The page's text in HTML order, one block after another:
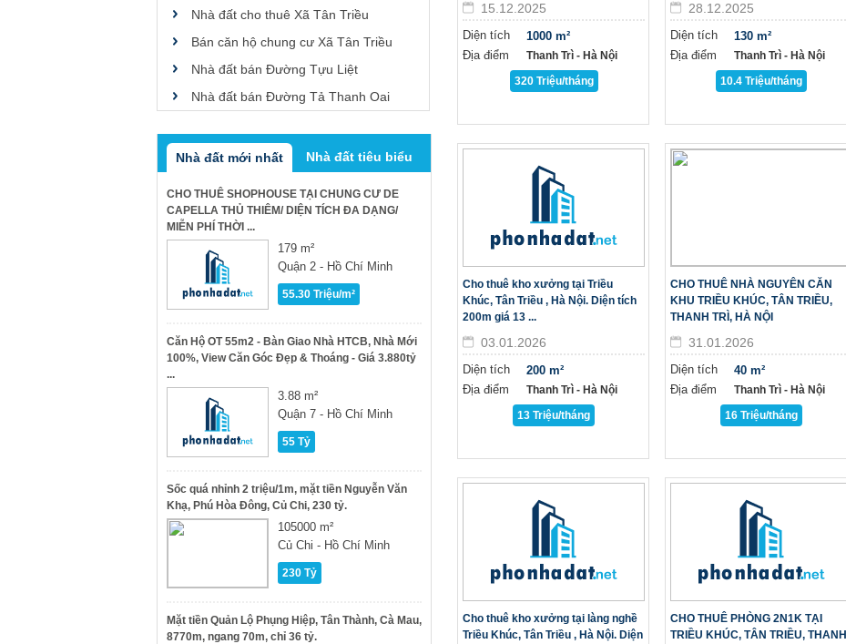
Nhà đất cho thuê Xã Tân Triều
Bán căn hộ chung cư Xã Tân Triều
Nhà đất bán Đường Tựu Liệt
Nhà đất bán Đường Tả Thanh Oai
Nhà đất mới nhất Nhà đất tiêu biểu
CHO THUÊ SHOPHOUSE TẠI CHUNG CƯ DE
CAPELLA THỦ THIÊM/ DIỆN TÍCH ĐA DẠNG/
MIỄN PHÍ THỜI ...
179 m²
Quận 2 - Hồ Chí Minh
55.30 Triệu/m²
Căn Hộ OT 55m2 - Bàn Giao Nhà HTCB, Nhà Mới
100%, View Căn Góc Đẹp & Thoáng - Giá 3.880tỷ
...
3.88 m²
Quận 7 - Hồ Chí Minh
55 Tỷ
Sốc quá nhỉnh 2 triệu/1m, mặt tiền Nguyễn Văn
Khạ, Phú Hòa Đông, Củ Chi, 230 tỷ.
105000 m²
Củ Chi - Hồ Chí Minh
230 Tỷ
Mặt tiền Quản Lộ Phụng Hiệp, Tân Thành, Cà Mau,
8770m, ngang 70m, chỉ 36 tỷ.
15.12.2025
Diện tích
Địa điểm
1000 m²
Thanh Trì - Hà Nội
320 Triệu/tháng
28.12.2025
Diện tích
Địa điểm
130 m²
Thanh Trì - Hà Nội
10.4 Triệu/tháng
Cho thuê kho xưởng tại Triều
Khúc, Tân Triều , Hà Nội. Diện tích
200m giá 13 ...
03.01.2026
Diện tích
Địa điểm
200 m²
Thanh Trì - Hà Nội
13 Triệu/tháng
CHO THUÊ NHÀ NGUYÊN CĂN
KHU TRIỀU KHÚC, TÂN TRIỀU,
THANH TRÌ, HÀ NỘI
31.01.2026
Diện tích
Địa điểm
40 m²
Thanh Trì - Hà Nội
16 Triệu/tháng
Cho thuê kho xưởng tại làng nghề
Triều Khúc, Tân Triều , Hà Nội. Diện
CHO THUÊ PHÒNG 2N1K TẠI
TRIỀU KHÚC, TÂN TRIỀU, THANH